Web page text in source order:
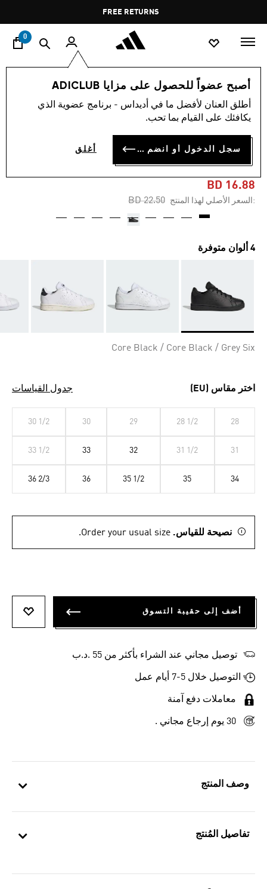
Pause
promotion
rotation
FREE RETURNS
0
أصبح عضواً للحصول على مزايا ADICLUB
أطلق العنان لأفضل ما في أديداس - برنامج عضوية الذي
يكافئك على القيام بما تحب.
سجل الدخول أو انضم الآن أغلق
وصف المنتج
تفاصيل المُنتج
الأطفال أحذية
-20%
حذاء ADVANTAGE LIFESTYLE
COURT LACE
BD 16.88
:السعر الأصلي لهذا المنتج Price reduced from
BD 22.50
to
4 ألوان متوفرة
Core Black / Core Black / Grey Six
اختر مقاس (EU) جدول القياسات
28
28 1/2
29
30
30 1/2
31
31 1/2
32
33
33 1/2
34
35
35 1/2
36
36 2/3
نصيحة للقياس. Order your usual size.
أضف إلى حقيبة التسوق
توصيل مجاني عند الشراء بأكثر من 55 .د.ب‎
التوصيل خلال 5-7 أيام عمل
معاملات دفع آمنة